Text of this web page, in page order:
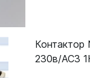
Контактор
230в/АСЗ